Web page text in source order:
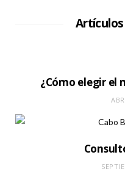
¿Cómo elegir el